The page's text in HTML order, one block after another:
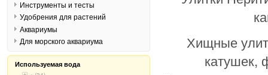
Хищные
катушек,
Инструменты и тесты
Удобрения для растений
Аквариумы
Для морского аквариума
Используемая вода